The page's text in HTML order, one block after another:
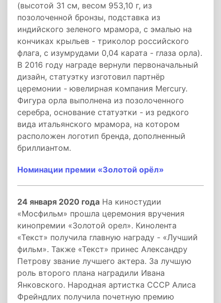
(высотой 31 см, весом 953,10 г, из
позолоченной бронзы, подставка из
индийского зеленого мрамора, с эмалью на
кончиках крыльев - триколор российского
флага, с изумрудами 0,04 карата - глаза орла).
В 2016 году награде вернули первоначальный
дизайн, статуэтку изготовил партнёр
церемонии - ювелирная компания Mercury.
Фигура орла выполнена из позолоченного
серебра, основание статуэтки - из редкого
вида итальянского мрамора, на котором
расположен логотип бренда, дополненный
бриллиантом.
Номинации премии «Золотой орёл»
24 января 2020 года На киностудии
«Мосфильм» прошла церемония вручения
кинопремии «Золотой орел». Кинолента
«Текст» получила главную награду - «Лучший
фильм». Также «Текст» принес Александру
Петрову звание лучшего актера. За лучшую
роль второго плана наградили Ивана
Янковского. Народная артистка СССР Алиса
Фрейндлих получила почетную премию